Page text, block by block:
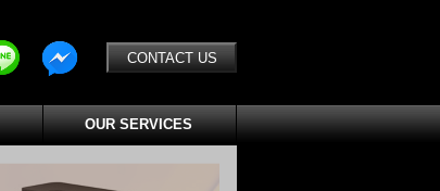
CONTACT US
OUR SERVICES